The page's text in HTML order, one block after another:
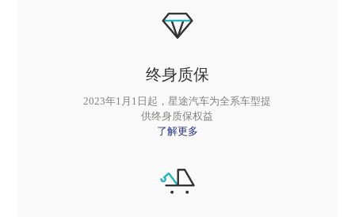
终身质保
2023年1月1日起，星途汽车为全系车型提
供终身质保权益
了解更多